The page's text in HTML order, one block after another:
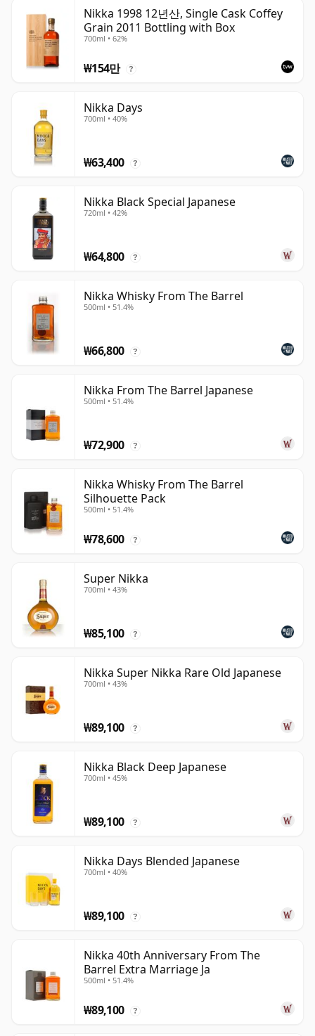
Nikka 1998 12년산, Single Cask Coffey
Grain 2011 Bottling with Box
700ml • 62%
₩154만 ?
Nikka Days
700ml • 40%
₩63,400 ?
Nikka Black Special Japanese
720ml • 42%
₩64,800 ?
Nikka Whisky From The Barrel
500ml • 51.4%
₩66,800 ?
Nikka From The Barrel Japanese
500ml • 51.4%
₩72,900 ?
Nikka Whisky From The Barrel
Silhouette Pack
500ml • 51.4%
₩78,600 ?
Super Nikka
700ml • 43%
₩85,100 ?
Nikka Super Nikka Rare Old Japanese
700ml • 43%
₩89,100 ?
Nikka Black Deep Japanese
700ml • 45%
₩89,100 ?
Nikka Days Blended Japanese
700ml • 40%
₩89,100 ?
Nikka 40th Anniversary From The
Barrel Extra Marriage Ja
500ml • 51.4%
₩89,100 ?